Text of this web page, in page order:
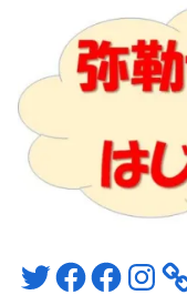
TwitterFacebookFacebook